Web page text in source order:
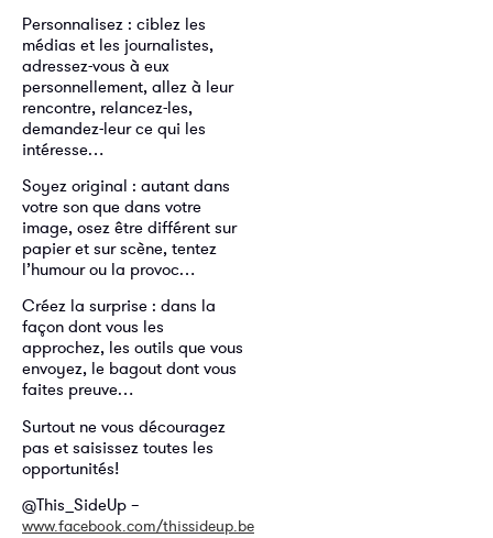
Personnalisez : ciblez les
médias et les journalistes,
adressez-vous à eux
personnellement, allez à leur
rencontre, relancez-les,
demandez-leur ce qui les
intéresse…
Soyez original : autant dans
votre son que dans votre
image, osez être différent sur
papier et sur scène, tentez
l’humour ou la provoc…
Créez la surprise : dans la
façon dont vous les
approchez, les outils que vous
envoyez, le bagout dont vous
faites preuve…
Surtout ne vous découragez
pas et saisissez toutes les
opportunités!
@This_SideUp –
www.facebook.com/thissideup.be